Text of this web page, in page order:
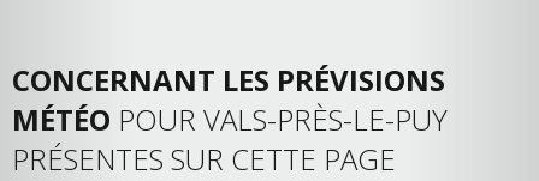
CONCERNANT LES PRÉVISIONS
MÉTÉO POUR VALS-PRÈS-LE-PUY
PRÉSENTES SUR CETTE PAGE